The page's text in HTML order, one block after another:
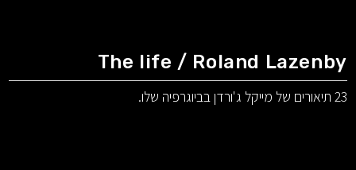
The life / Roland Lazenby
23 תיאורים של מייקל ג'ורדן בביוגרפיה שלו.